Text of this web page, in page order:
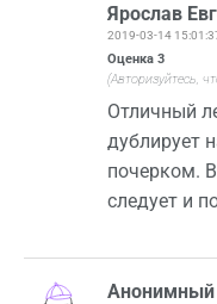
Ярослав
2019-03-14
Оценка 3
(Авторизуйтесь,
Отличный
дублирует
почерком.
следует и
Анонимный